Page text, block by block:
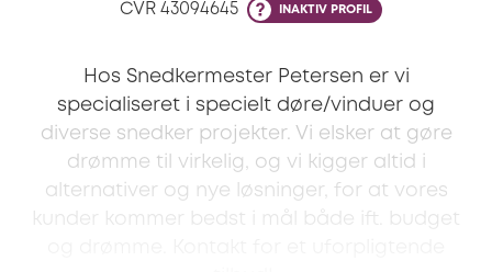
CVR 43094645 INAKTIV PROFIL
Hos Snedkermester Petersen er vi
specialiseret i specielt døre/vinduer og
diverse snedker projekter. Vi elsker at gøre
drømme til virkelig, og vi kigger altid i
alternativer og nye løsninger, for at vores
kunder kommer bedst i mål både ift. budget